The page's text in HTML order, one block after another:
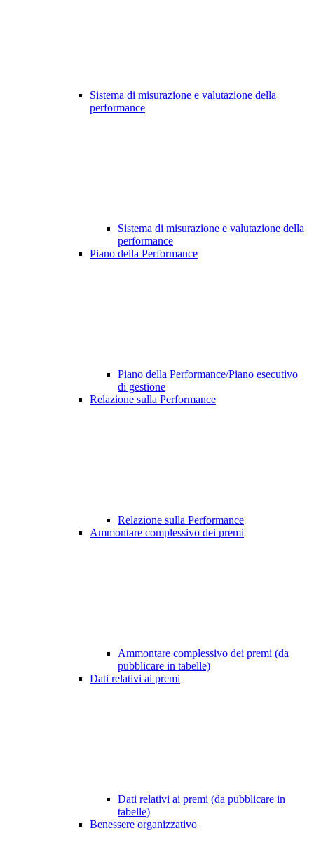
Sistema di misurazione e valutazione della
performance
Sistema di misurazione e valutazione della
performance
Piano della Performance
Piano della Performance/Piano esecutivo
di gestione
Relazione sulla Performance
Relazione sulla Performance
Ammontare complessivo dei premi
Ammontare complessivo dei premi (da
pubblicare in tabelle)
Dati relativi ai premi
Dati relativi ai premi (da pubblicare in
tabelle)
Benessere organizzativo